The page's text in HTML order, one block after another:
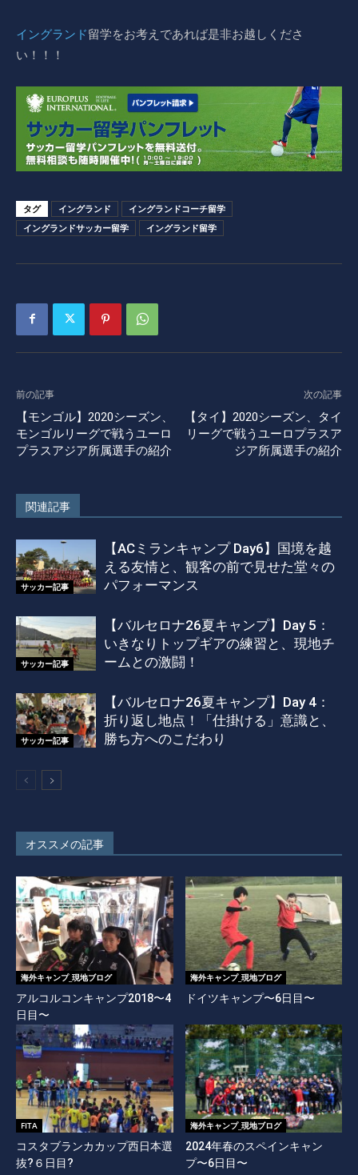
イングランド留学をお考えであれば是非お越しくださ
い！！！
タグ イングランド
イングランドコーチ留学
イングランドサッカー留学
イングランド留学
前の記事
【モンゴル】2020シーズン、
モンゴルリーグで戦うユーロ
プラスアジア所属選手の紹介
次の記事
【タイ】2020シーズン、タイ
リーグで戦うユーロプラスア
ジア所属選手の紹介
関連記事
サッカー記事
【ACミランキャンプ Day6】国境を越
える友情と、観客の前で見せた堂々の
パフォーマンス
サッカー記事
【バルセロナ26夏キャンプ】Day 5：
いきなりトップギアの練習と、現地チ
ームとの激闘！
サッカー記事
【バルセロナ26夏キャンプ】Day 4：
折り返し地点！「仕掛ける」意識と、
勝ち方へのこだわり
オススメの記事
海外キャンプ_現地ブログ
アルコルコンキャンプ2018〜4
日目〜
海外キャンプ_現地ブログ
ドイツキャンプ〜6日目〜
FITA
コスタブランカカップ西日本選
抜?６日目?
海外キャンプ_現地ブログ
2024年春のスペインキャン
プ〜6日目〜